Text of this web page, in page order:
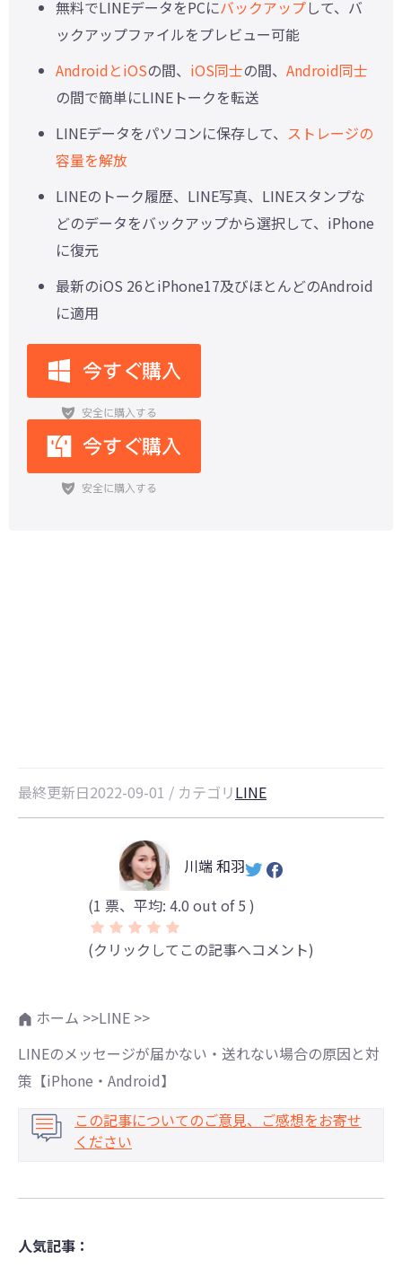
無料でLINEデータをPCにバックアップして、バ
ックアップファイルをプレビュー可能
AndroidとiOSの間、 iOS同士の間、 Android同士
の間で簡単にLINEトークを転送
LINEデータをパソコンに保存して、 ストレージの
容量を解放
LINEのトーク履歴、LINE写真、LINEスタンプな
どのデータをバックアップから選択して、iPhone
に復元
最新のiOS 26とiPhone17及びほとんどのAndroid
に適用
最終更新日2022-09-01 / カテゴリLINE
川端 和羽
(1 票、平均: 4.0 out of 5 )
(クリックしてこの記事へコメント)
ホーム >>LINE >>
LINEのメッセージが届かない・送れない場合の原因と対
策【iPhone・Android】
この記事についてのご意見、ご感想をお寄せ
ください
人気記事：